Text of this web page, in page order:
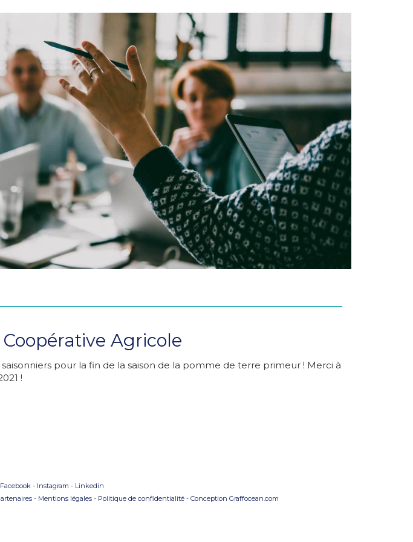
Agricole
pour la fin de la saison de la pomme de terre primeur ! Merci à
!
Facebook - Instagram - Linkedin
- Mentions légales- Politique de confidentialité- Conception Graffocean.com